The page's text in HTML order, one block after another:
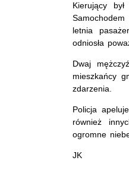
Kierujący
letnia
odniosła
Dwaj
mieszkańcy
zdarzenia.
Policja
również
ogromne
JK